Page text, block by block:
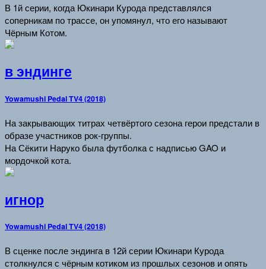
В 1й серии, когда Юкинари Курода представлялся
соперникам по трассе, он упомянул, что его называют
Чёрным Котом.
в эндинге
Yowamushi Pedal TV4 (2018)
На закрывающих титрах четвёртого сезона герои предстали в
образе участников рок-группы.
На Сёкити Наруко была футболка с надписью GAO и
мордочкой кота.
игнор
Yowamushi Pedal TV4 (2018)
В сценке после эндинга в 12й серии Юкинари Курода
столкнулся с чёрным котиком из прошлых сезонов и опять